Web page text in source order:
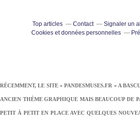
RÉCEMMENT, LE SITE « PANDESMUSES.FR » A
ANCIEN THÈME GRAPHIQUE MAIS BEAUCOUP DE
PETIT À PETIT EN PLACE AVEC QUELQUES
Top articles Contact Signaler un
Cookies et données personnelles